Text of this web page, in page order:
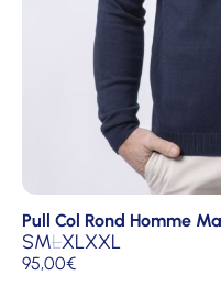
Pull Col Rond Homme
SMLXLXXL
95,00€